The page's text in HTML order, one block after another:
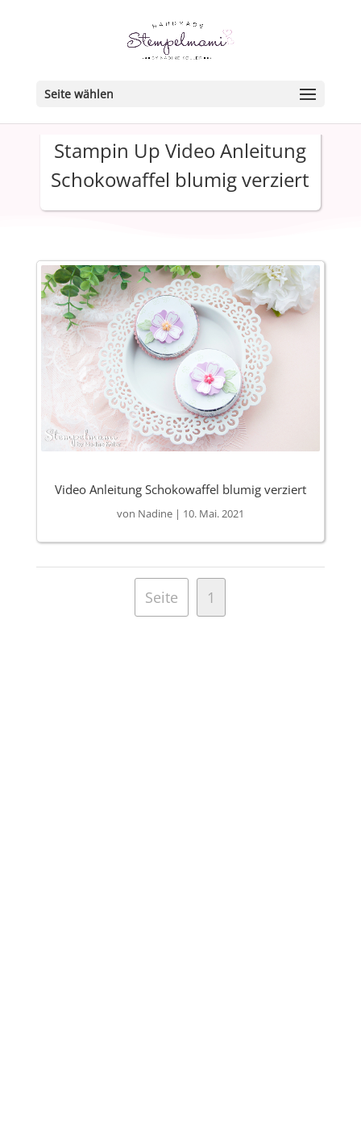
Seite wählen
Stampin Up Video Anleitung
Schokowaffel blumig verziert
Video Anleitung Schokowaffel blumig verziert
von Nadine| 10. Mai. 2021
Seite 1